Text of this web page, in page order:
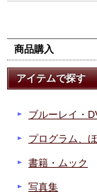
商品購入
アイテムで探す
ブルーレイ・
プログラム、
書籍・ムック
写真集